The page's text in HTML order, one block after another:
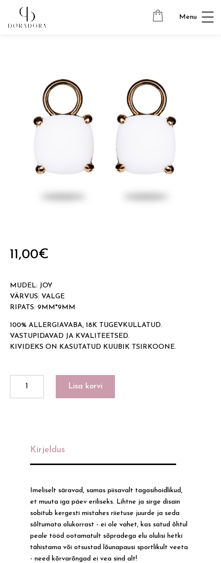
Menu
Avaleht Kõrvarõngaste ripatsid
JOY
11,00€
MUDEL: JOY
VÄRVUS: VALGE
RIPATS: 9MM*9MM
100% ALLERGIAVABA, 18K TUGEVKULLATUD.
VASTUPIDAVAD JA KVALITEETSED.
KIVIDEKS ON KASUTATUD KUUBIK TSIRKOONE.
Lisa korvi
Kirjeldus
Imeliselt säravad, samas piisavalt tagasihoidlikud,
et muuta iga päev eriliseks. Lihtne ja sirge disain
sobitub kergesti mistahes riietuse juurde ja seda
sõltumata olukorrast - ei ole vahet, kas satud õhtul
peale tööd ootamatult sõpradega elu olulisi hetki
tähistama või otsustad lõunapausi sportlikult veeta
- need kõrvarõngad ei vea sind alt!